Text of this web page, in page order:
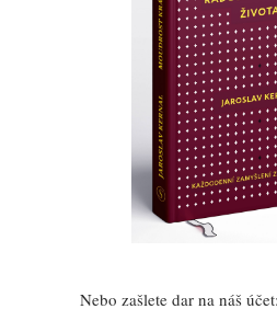
Nebo zašlete dar na náš